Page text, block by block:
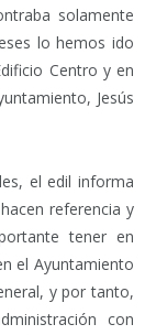
solamente
lo hemos ido
Centro y en
Jesús
el edil informa
referencia y
tener en
el Ayuntamiento
y por tanto,
con